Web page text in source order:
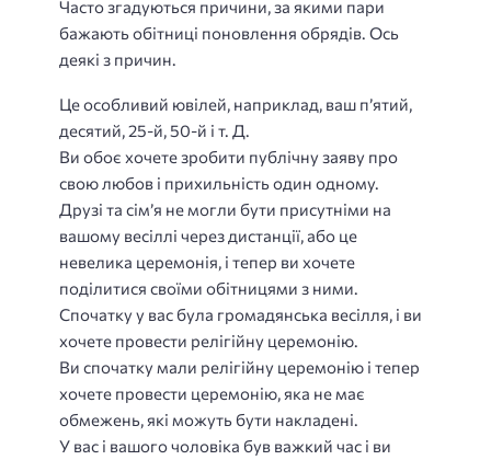
Часто згадуються причини, за якими пари
бажають обітниці поновлення обрядів. Ось
деякі з причин.
Це особливий ювілей, наприклад, ваш п’ятий,
десятий, 25-й, 50-й і т. Д.
Ви обоє хочете зробити публічну заяву про
свою любов і прихильність один одному.
Друзі та сім’я не могли бути присутніми на
вашому весіллі через дистанції, або це
невелика церемонія, і тепер ви хочете
поділитися своїми обітницями з ними.
Спочатку у вас була громадянська весілля, і ви
хочете провести релігійну церемонію.
Ви спочатку мали релігійну церемонію і тепер
хочете провести церемонію, яка не має
обмежень, які можуть бути накладені.
У вас і вашого чоловіка був важкий час і ви